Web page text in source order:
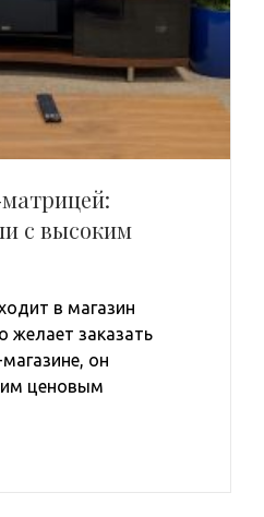
с высоким
в магазин
желает заказать
он
ценовым